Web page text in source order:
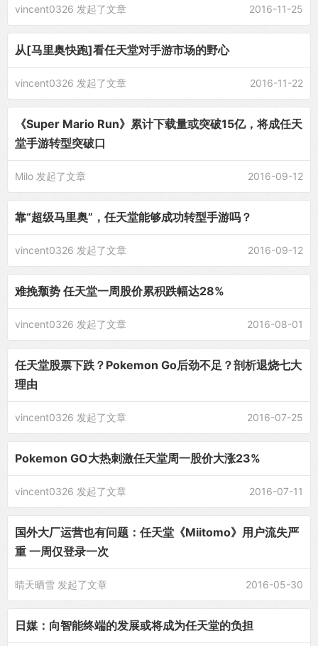
vincent0326 发起了文章 2016-11-25
从[马里奥快跑]看任天堂对手游市场的野心
vincent0326 发起了文章 2016-11-22
《Super Mario Run》累计下载量或突破15亿，将成任天
堂手游转型突破口
Milo 发起了文章 2016-09-12
靠“超级马里奥”，任天堂能够成功转型手游吗？
vincent0326 发起了文章 2016-09-12
难挽颓势 任天堂一周股价累积跌幅达28%
vincent0326 发起了文章 2016-08-01
任天堂股票下跌？Pokemon Go后劲不足？剖析退烧七大
理由
vincent0326 发起了文章 2016-07-25
Pokemon GO大热刺激任天堂周一股价大涨23%
vincent0326 发起了文章 2016-07-11
国外大厂运营也有问题：任天堂《Miitomo》用户流失严
重 一周仅登录一次
晴天晒雪 发起了文章 2016-05-30
日媒：向智能终端的发展或将成为任天堂的负担